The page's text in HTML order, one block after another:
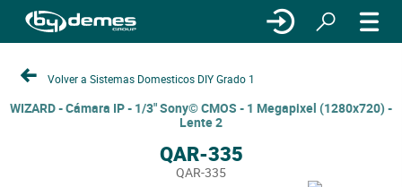
Volver a Sistemas Domesticos DIY Grado 1
WIZARD - Cámara IP - 1/3" Sony© CMOS - 1 Megapixel (1280x720) -
Lente 2
QAR-335
QAR-335